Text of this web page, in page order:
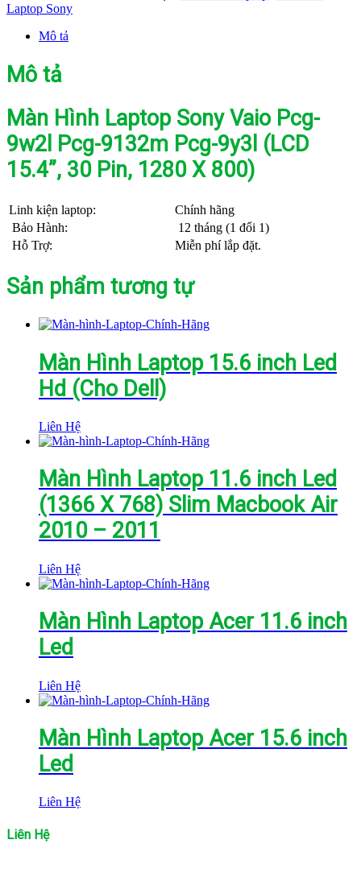
Laptop Sony
Mô tả
Mô tả
Màn Hình Laptop Sony Vaio Pcg-
9w2l Pcg-9132m Pcg-9y3l (LCD
15.4”, 30 Pin, 1280 X 800)
Linh kiện laptop:
Chính hãng
Bảo Hành:
12 tháng (1 đổi 1)
Hỗ Trợ:
Miễn phí lắp đặt.
Sản phẩm tương tự
Màn Hình Laptop 15.6 inch Led
Hd (Cho Dell)
Liên Hệ
Màn Hình Laptop 11.6 inch Led
(1366 X 768) Slim Macbook Air
2010 – 2011
Liên Hệ
Màn Hình Laptop Acer 11.6 inch
Led
Liên Hệ
Màn Hình Laptop Acer 15.6 inch
Led
Liên Hệ
Liên Hệ